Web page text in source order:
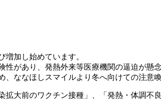
加し始めています。
があり、発熱外来等医療機関の逼迫が懸念
ななほしスマイルより冬へ向けての注意
大前のワクチン接種」、「発熱・体調